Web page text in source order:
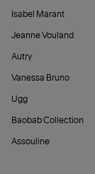
Isabel Marant
Jeanne Vouland
Autry
Vanessa Bruno
Ugg
Baobab Collection
Assouline